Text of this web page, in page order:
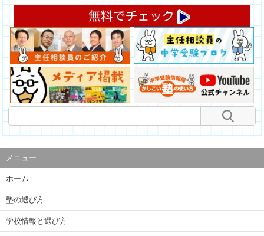
メニュー
ホーム
塾の選び方
学校情報と選び方